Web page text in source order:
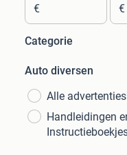
€ €
Categorie
Auto diversen
Alle advertenties
Handleidingen